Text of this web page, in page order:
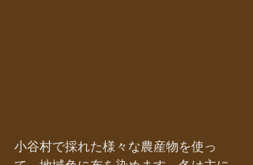
​小谷村で採れた様々な農産物を使っ